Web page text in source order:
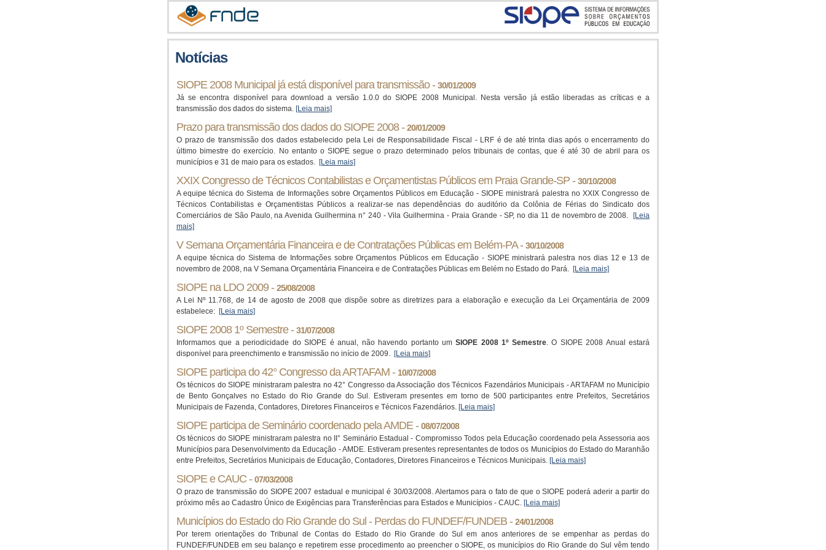
Notícias
SIOPE 2008 Municipal já está disponível para transmissão -30/01/2009
Já se encontra disponível para download a versão 1.0.0 do SIOPE 2008 Municipal. Nesta versão já estão liberadas as críticas e a
transmissão dos dados do sistema. [Leia mais]
Prazo para transmissão dos dados do SIOPE 2008 -20/01/2009
O prazo de transmissão dos dados estabelecido pela Lei de Responsabilidade Fiscal - LRF é de até trinta dias após o encerramento do
último bimestre do exercício. No entanto o SIOPE segue o prazo determinado pelos tribunais de contas, que é até 30 de abril para os
municípios e 31 de maio para os estados. [Leia mais]
XXIX Congresso de Técnicos Contabilistas e Orçamentistas Públicos em Praia Grande-SP -30/10/2008
A equipe técnica do Sistema de Informações sobre Orçamentos Públicos em Educação - SIOPE ministrará palestra no XXIX Congresso de
Técnicos Contabilistas e Orçamentistas Públicos a realizar-se nas dependências do auditório da Colônia de Férias do Sindicato dos
Comerciários de São Paulo, na Avenida Guilhermina n° 240 - Vila Guilhermina - Praia Grande - SP, no dia 11 de novembro de 2008.
[Leia
mais]
V Semana Orçamentária Financeira e de Contratações Públicas em Belém-PA -30/10/2008
A equipe técnica do Sistema de Informações sobre Orçamentos Públicos em Educação - SIOPE ministrará palestra nos dias 12 e 13 de
novembro de 2008, na V Semana Orçamentária Financeira e de Contratações Públicas em Belém no Estado do Pará. [Leia mais]
SIOPE na LDO 2009 -25/08/2008
A Lei Nº 11.768, de 14 de agosto de 2008 que dispõe sobre as diretrizes para a elaboração e execução da Lei Orçamentária de 2009
estabelece: [Leia mais]
SIOPE 2008 1º Semestre -31/07/2008
Informamos que a periodicidade do SIOPE é anual, não havendo portanto umSIOPE 2008 1º Semestre. O SIOPE 2008 Anual estará
disponível para preenchimento e transmissão no início de 2009. [Leia mais]
SIOPE participa do 42° Congresso da ARTAFAM - 10/07/2008
Os técnicos do SIOPE ministraram palestra no 42° Congresso da Associação dos Técnicos Fazendários Municipais - ARTAFAM no Município
de Bento Gonçalves no Estado do Rio Grande do Sul. Estiveram presentes em torno de 500 participantes entre Prefeitos, Secretários
Municipais de Fazenda, Contadores, Diretores Financeiros e Técnicos Fazendários. [Leia mais]
SIOPE participa de Seminário coordenado pela AMDE -08/07/2008
Os técnicos do SIOPE ministraram palestra no II° Seminário Estadual - Compromisso Todos pela Educação coordenado pela Assessoria aos
Municípios para Desenvolvimento da Educação - AMDE. Estiveram presentes representantes de todos os Municípios do Estado do Maranhão
entre Prefeitos, Secretários Municipais de Educação, Contadores, Diretores Financeiros e Técnicos Municipais. [Leia mais]
SIOPE e CAUC -07/03/2008
O prazo de transmissão do SIOPE 2007 estadual e municipal é 30/03/2008. Alertamos para o fato de que o SIOPE poderá aderir a partir do
próximo mês ao Cadastro Único de Exigências para Transferências para Estados e Municípios - CAUC. [Leia mais]
Municípios do Estado do Rio Grande do Sul - Perdas do FUNDEF/FUNDEB -24/01/2008
Por terem orientações do Tribunal de Contas do Estado do Rio Grande do Sul em anos anteriores de se empenhar as perdas do
FUNDEF/FUNDEB em seu balanço e repetirem esse procedimento ao preencher o SIOPE, os municípios do Rio Grande do Sul vêm tendo